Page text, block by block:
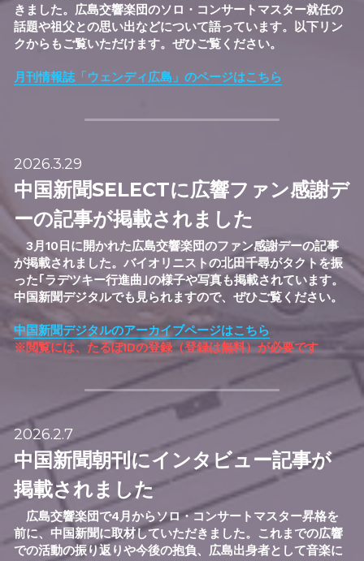
きました。広島交響楽団のソロ・コンサートマスター就任の
話題や祖父との思い出などについて語っています。以下リン
クからもご覧いただけます。ぜひご覧ください。
月刊情報誌「ウェンディ広島」のページはこちら
2026.3.29
中国新聞SELECTに広響ファン感謝デ
ーの記事が掲載されました
3月10日に開かれた広島交響楽団のファン感謝デーの記事
が掲載されました。バイオリニストの北田千尋がタクトを振
った｢ラデツキー行進曲｣の様子や写真も掲載されています。
中国新聞デジタルでも見られますので、ぜひご覧ください。
中国新聞デジタルのアーカイブページはこちら
※閲覧には、たるぽIDの登録（登録は無料）が必要です
2026.2.7
中国新聞朝刊にインタビュー記事が
掲載されました
広島交響楽団で4月からソロ・コンサートマスター昇格を
前に、中国新聞に取材していただきました。これまでの広響
での活動の振り返りや今後の抱負、広島出身者として音楽に